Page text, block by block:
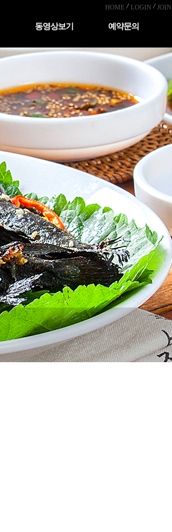
HOME LOGIN JOIN
동영상보기 예약문의